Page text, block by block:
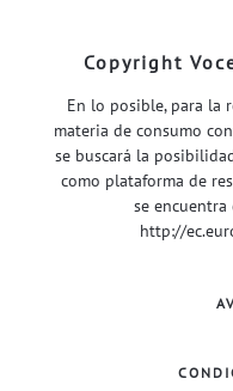
Copyright
En lo posible, para la
materia de consumo
se buscará la
como plataforma de
se
http://